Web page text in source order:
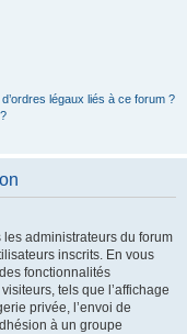
légaux liés à ce forum ?
les administrateurs du forum
inscrits. En vous
fonctionnalités
tels que l’affichage
privée, l’envoi de
à un groupe